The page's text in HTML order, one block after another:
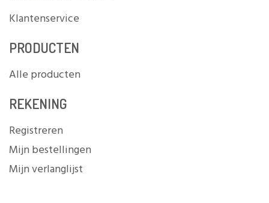
Klantenservice
PRODUCTEN
Alle producten
REKENING
Registreren
Mijn bestellingen
Mijn verlanglijst